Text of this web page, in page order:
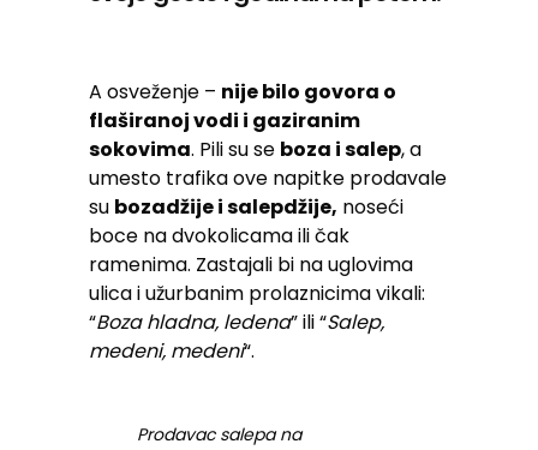
A osveženje – nije bilo govora o
flaširanoj vodi i gaziranim
sokovima. Pili su se boza i salep, a
umesto trafika ove napitke prodavale
su bozadžije i salepdžije, noseći
boce na dvokolicama ili čak
ramenima. Zastajali bi na uglovima
ulica i užurbanim prolaznicima vikali:
“Boza hladna, ledena” ili “Salep,
medeni, medeni“.
Prodavac salepa na